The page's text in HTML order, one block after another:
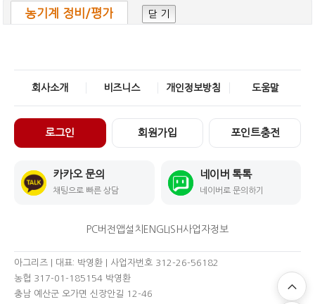
농기계 정비/평가 닫 기
회사소개 비즈니스 개인정보방침 도움말
로그인 회원가입 포인트충전
카카오 문의
채팅으로 빠른 상담
네이버 톡톡
네이버로 문의하기
PC버전 앱설치 ENGLISH사업자정보
아그리즈 | 대표: 박영환 | 사업자번호 312-26-56182
농협 317-01-185154 박영환
충남 예산군 오가면 신장안길 12-46